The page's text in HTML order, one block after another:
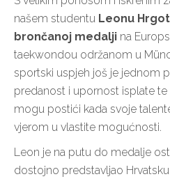
našem studentu Leonu
brončanoj medalji na
taekwondou održanom u
sportski uspjeh još je jednom
predanost i upornost isplate
mogu postići kada svoje
vjerom u vlastite mogućnosti.
Leon je na putu do medalje
dostojno predstavljao